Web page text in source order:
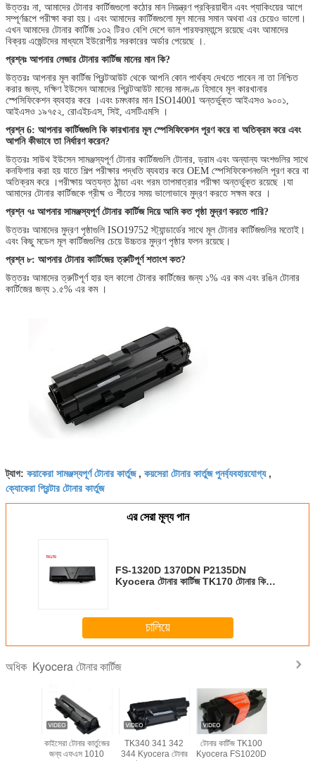
উত্তরঃ না, আমাদের টোনার কার্টিজগুলো কঠোর মান নিয়ন্ত্রণ প্রক্রিয়াধীন এবং প্যাকিংয়ের আগে
সম্পূর্ণরূপে পরীক্ষা করা হয়। এবং আমাদের কার্টিজগুলো মূল মানের সমান অথবা এর চেয়েও ভালো।
এখন আমাদের টোনার কার্টিজ ১৩২ টিরও বেশি দেশে ভাল পারফরম্যান্সে রয়েছে এবং আমাদের
বিক্রয় এজেন্টদের মাধ্যমে ইউরোপীয় সরকারের অর্ডার পেয়েছে ।.
প্রশ্নঃ আপনার লেজার টোনার কার্টিজ মানের মান কি?
উত্তরঃ আপনার মূল কার্টিজ প্রিন্টআউট থেকে আপনি কোন পার্থক্য দেখতে পাবেন না তা নিশ্চিত
করার জন্য, দক্ষিণ ইউসেন আমাদের প্রিন্টআউট মানের মানদণ্ড হিসাবে মূল কারখানার
স্পেসিফিকেশন ব্যবহার করে ।এবং চমৎকার মান ISO14001 অন্তর্ভুক্ত আইএসও ৯০০১,
আইএসও ১৯৭৫২, রোএইচএস, সিই, এসটিএমসি ।
প্রশ্ন 6: আপনার কার্টিজগুলি কি কারখানার মূল স্পেসিফিকেশন পূরণ করে বা অতিক্রম করে এবং
আপনি কীভাবে তা নির্ধারণ করেন?
উত্তরঃ সাউথ ইউসেন সামঞ্জস্যপূর্ণ টোনার কার্টিজগুলি টোনার, ড্রাম এবং অন্যান্য অংশগুলির সাথে
কনফিগার করা হয় যাতে শিল্প পরীক্ষার পদ্ধতি ব্যবহার করে OEM স্পেসিফিকেশনগুলি পূরণ করে বা
অতিক্রম করে ।পরীক্ষায় অত্যন্ত ঠান্ডা এবং গরম তাপমাত্রার পরীক্ষা অন্তর্ভুক্ত রয়েছে ।যা
আমাদের টোনার কার্টিজকে গ্রীষ্ম ও শীতের সময় ভালোভাবে মুদ্রণ করতে সক্ষম করে ।
প্রশ্ন ৭ঃ আপনার সামঞ্জস্যপূর্ণ টোনার কার্টিজ দিয়ে আমি কত পৃষ্ঠা মুদ্রণ করতে পারি?
উত্তরঃ আমাদের মুদ্রণ পৃষ্ঠাগুলি ISO19752 স্ট্যান্ডার্ডের সাথে মূল টোনার কার্টিজগুলির মতোই।
এবং কিছু মডেল মূল কার্টিজগুলির চেয়ে উচ্চতর মুদ্রণ পৃষ্ঠার ফলন রয়েছে।
প্রশ্ন ৮: আপনার টোনার কার্টিজের ত্রুটিপূর্ণ শতাংশ কত?
উত্তরঃ আমাদের ত্রুটিপূর্ণ হার হল কালো টোনার কার্টিজের জন্য ১% এর কম এবং রঙিন টোনার
কার্টিজের জন্য ১.৫% এর কম ।
ট্যাগ: কয়াকেরা সামঞ্জস্যপূর্ণ টোনার কার্তুজ, কয়সেরা টোনার কার্তুজ পুনর্ব্যবহারযোগ্য,
ক্যোকেরা প্রিন্টার টোনার কার্তুজ
এর সেরা মূল্য পান
FS-1320D 1370DN P2135DN
Kyocera টোনার কার্টিজ TK170 টোনার কিট
চালিয়ে
অধিক Kyocera টোনার কার্টিজ
কাইসেরা টোনার কার্তুজের
জন্য এফএস 1010
TK340 341 342
344 Kyocera টোনার
টোনার কার্টিজ TK100
Kyocera FS1020D